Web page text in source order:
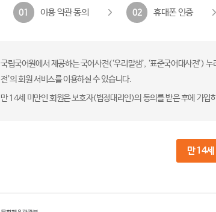
01 이용 약관 동의 02 휴대폰 인증
국립국어원에서 제공하는 국어사전(‘우리말샘’, ‘표준국어대사전’)
전’의 회원 서비스를 이용하실 수 있습니다.
만 14세 미만인 회원은 보호자(법정대리인)의 동의를 받은 후에 가입
만 14세